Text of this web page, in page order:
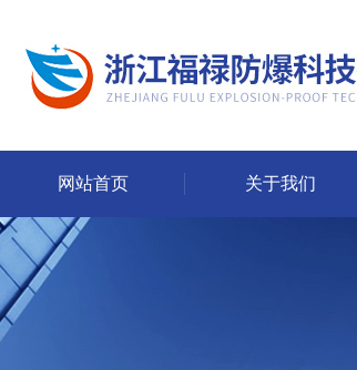
网站首页 关于我们